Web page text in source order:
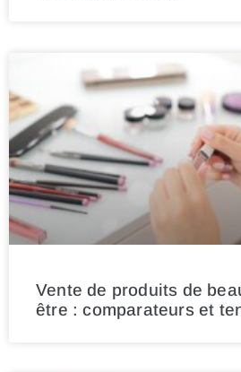
Vente de produits de
être : comparateurs et